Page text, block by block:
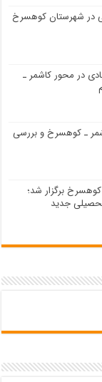
در محور کاشمر ـ
ـ کوهسرخ و بررسی
برگزار شد؛
جدید